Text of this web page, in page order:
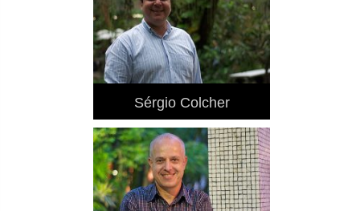
Sérgio Colcher